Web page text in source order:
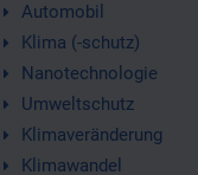
Automobil
Klima (-schutz)
Nanotechnologie
Umweltschutz
Klimaveränderung
Klimawandel